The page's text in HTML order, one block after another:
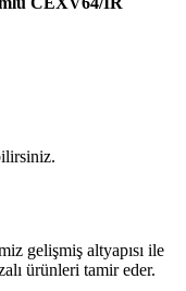
gelişmiş altyapısı ile
ürünleri tamir eder.